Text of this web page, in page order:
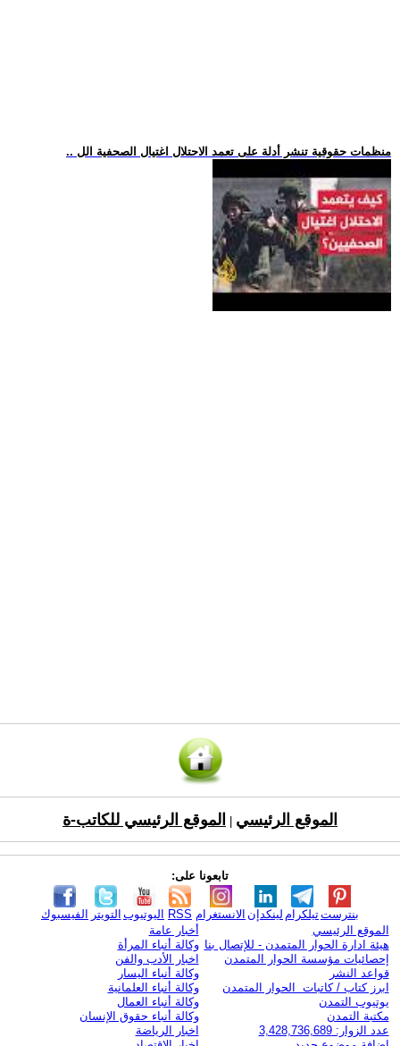
.. منظمات حقوقية تنشر أدلة على تعمد الاحتلال اغتيال الصحفية الل
الموقع الرئيسي الموقع الرئيسي للكاتب-ة
تابعونا على:
الفيسبوك التويتر اليوتيوب RSS الانستغرام لينكدإن تيلكرامبنترست
الموقع الرئيسي
هيئة ادارة الحوار المتمدن - للإتصال بنا
إحصائيات مؤسسة الحوار المتمدن
قواعد النشر
ابرز كتاب / كاتبات الحوار المتمدن
يوتيوب التمدن
مكتبة التمدن
عدد الزوار: 3,428,736,689
أخبار عامة
وكالة أنباء المرأة
اخبار الأدب والفن
وكالة أنباء اليسار
وكالة أنباء العلمانية
وكالة أنباء العمال
وكالة أنباء حقوق الإنسان
اخبار الرياضة